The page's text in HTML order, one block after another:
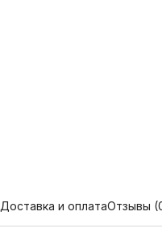
Доставка и оплатаОтзывы